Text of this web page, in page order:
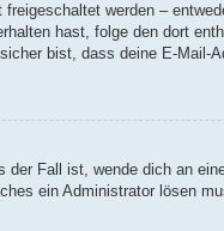
werden –
hast, folge den dort
bist, dass deine E-Mail-
Fall ist, wende dich an
ein Administrator lösen